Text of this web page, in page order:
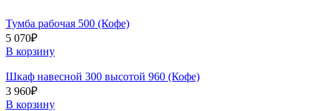
Тумба рабочая 500 (Кофе)
5 070₽
В корзину
Шкаф навесной 300 высотой 960 (Кофе)
3 960₽
В корзину